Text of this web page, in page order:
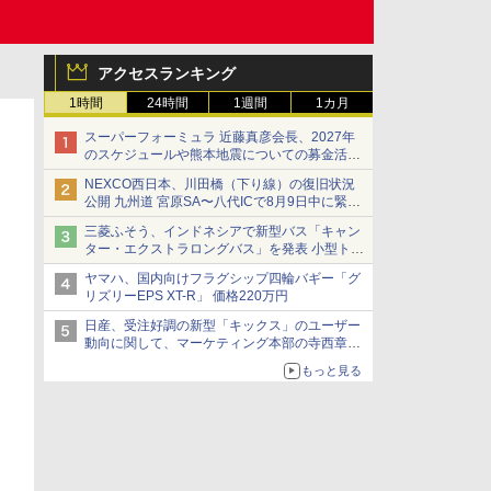
アクセスランキング
1時間 24時間 1週間 1カ月
スーパーフォーミュラ 近藤真彦会長、2027年
のスケジュールや熊本地震についての募金活動
を紹介
NEXCO西日本、川田橋（下り線）の復旧状況
公開 九州道 宮原SA〜八代ICで8月9日中に緊急
車両を通行可能に
三菱ふそう、インドネシアで新型バス「キャン
ター・エクストラロングバス」を発表 小型トラ
ックベースの観光・旅客輸送向けバス
ヤマハ、国内向けフラグシップ四輪バギー「グ
リズリーEPS XT-R」 価格220万円
日産、受注好調の新型「キックス」のユーザー
動向に関して、マーケティング本部の寺西章氏
もっと見る